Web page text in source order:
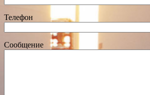
Телефон
Сообщение